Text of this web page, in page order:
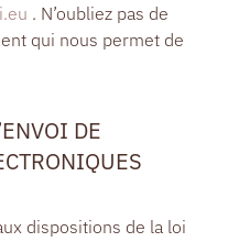
. N’oubliez pas de
qui nous permet de
DE
dispositions de la loi